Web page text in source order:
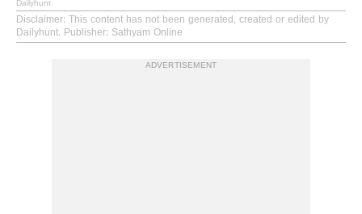
Dailyhunt
Disclaimer: This content has not been generated, created or edited by
Dailyhunt. Publisher: Sathyam Online
ADVERTISEMENT